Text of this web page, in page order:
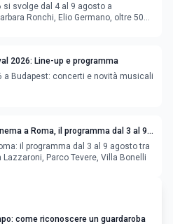
si svolge dal 4 al 9 agosto a
Ronchi, Elio Germano, oltre 50
2026: Line-up e programma
a Budapest: concerti e novità musicali
a Roma, il programma dal 3 al 9
il programma dal 3 al 9 agosto tra
Parco Tevere, Villa Bonelli
come riconoscere un guardaroba